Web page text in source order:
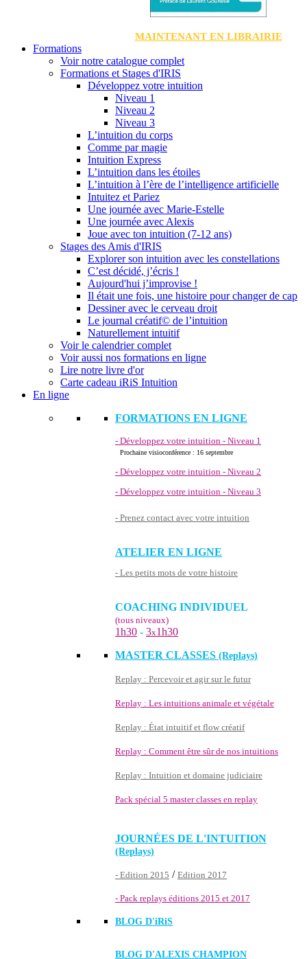
MAINTENANT EN LIBRAIRIE
Formations
Voir notre catalogue complet
Formations et Stages d'IRIS
Développez votre intuition
Niveau 1
Niveau 2
Niveau 3
L’intuition du corps
Comme par magie
Intuition Express
L’intuition dans les étoiles
L’intuition à l’ère de l’intelligence artificielle
Intuitez et Pariez
Une journée avec Marie-Estelle
Une journée avec Alexis
Joue avec ton intuition (7-12 ans)
Stages des Amis d'IRIS
Explorer son intuition avec les constellations
C’est décidé, j’écris !
Aujourd'hui j’improvise !
Il était une fois, une histoire pour changer de cap
Dessiner avec le cerveau droit
Le journal créatif© de l’intuition
Naturellement intuitif
Voir le calendrier complet
Voir aussi nos formations en ligne
Lire notre livre d'or
Carte cadeau iRiS Intuition
En ligne
FORMATIONS EN LIGNE
- Développez votre intuition - Niveau 1
Prochaine visioconférence : 16 septembre
- Développez votre intuition - Niveau 2
- Développez votre intuition - Niveau 3
- Prenez contact avec votre intuition
ATELIER EN LIGNE
- Les petits mots de votre histoire
COACHING INDIVIDUEL
(tous niveaux)
1h30 - 3x1h30
MASTER CLASSES (Replays)
Replay : Percevoir et agir sur le futur
Replay : Les intuitions animale et végétale
Replay : État intuitif et flow créatif
Replay : Comment être sûr de nos intuitions
Replay : Intuition et domaine judiciaire
Pack spécial 5 master classes en replay
JOURNÉES DE L'INTUITION
(Replays)
- Edition 2015 / Edition 2017
- Pack replays éditions 2015 et 2017
BLOG D'iRiS
BLOG D'ALEXIS CHAMPION